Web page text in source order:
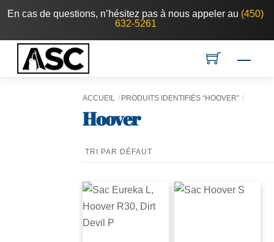
Skip
content
En cas de questions, n’hésitez pas à nous appeler au (450)
632-5261
Menu
ACCUEIL PRODUITS IDENTIFIÉS “HOOVER”
Hoover